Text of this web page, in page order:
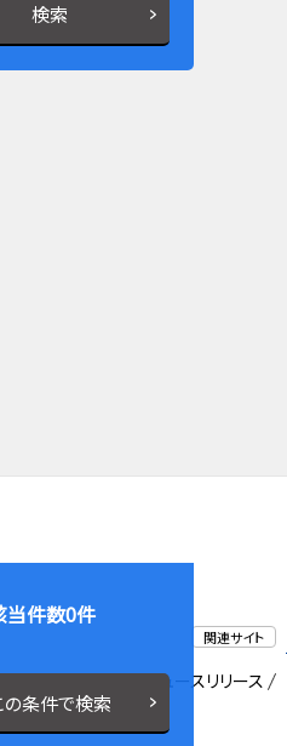
当件数0件
の条件で検索
検索
関連サイト
要 採用情報 ニュースリリース